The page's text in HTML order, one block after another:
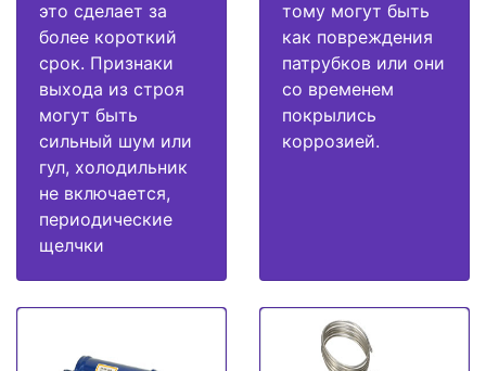
это сделает за
более короткий
срок. Признаки
выхода из строя
могут быть
сильный шум или
гул, холодильник
не включается,
периодические
щелчки
тому могут быть
как повреждения
патрубков или они
со временем
покрылись
коррозией.